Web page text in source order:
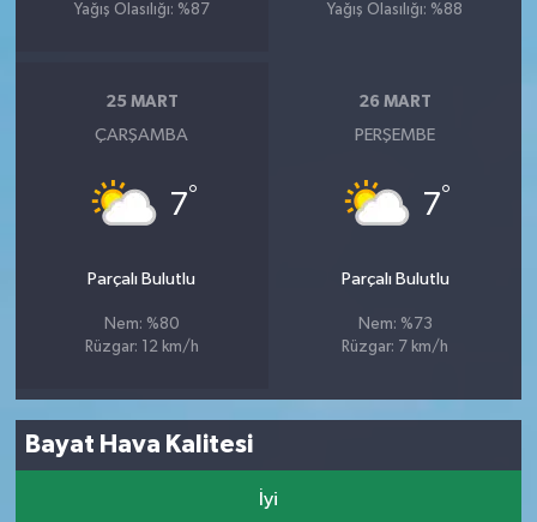
Yağış Olasılığı: %87
Yağış Olasılığı: %88
25 MART
ÇARŞAMBA
7°
Parçalı Bulutlu
Nem: %80
Rüzgar: 12 km/h
26 MART
PERŞEMBE
7°
Parçalı Bulutlu
Nem: %73
Rüzgar: 7 km/h
Bayat Hava Kalitesi
İyi